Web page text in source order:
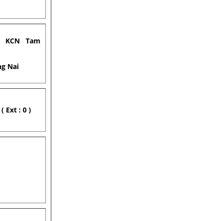
KCN Tam
Nai
Ext : 0 )